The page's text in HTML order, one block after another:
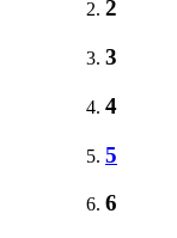
2
3
4
5
6